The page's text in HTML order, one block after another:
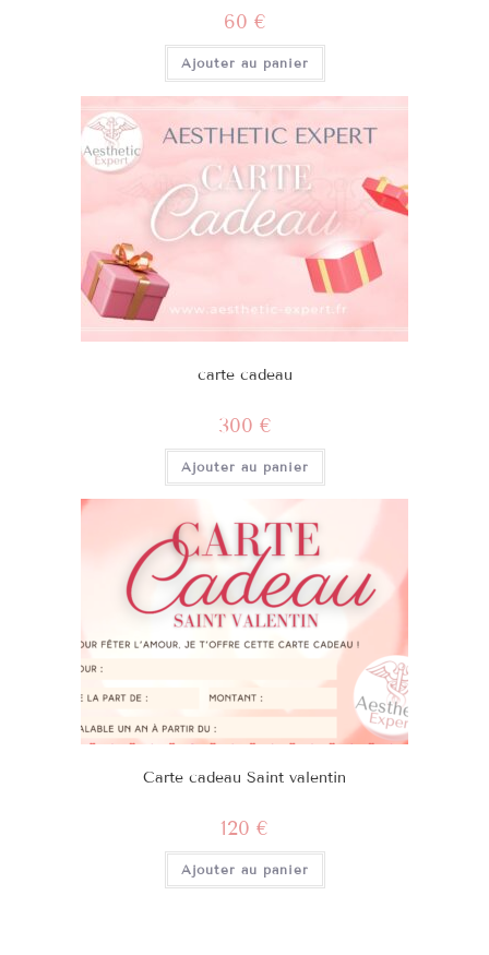
60 €
Ajouter au panier
carte cadeau
300 €
Ajouter au panier
Carte cadeau Saint valentin
120 €
Ajouter au panier